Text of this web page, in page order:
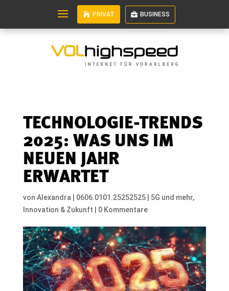
PRIVAT BUSINESS
TECHNOLOGIE-TRENDS
2025: WAS UNS IM
NEUEN JAHR
ERWARTET
von Alexandra 0606.0101.25252525| 5G und mehr,
Innovation & Zukunft
0 Kommentare